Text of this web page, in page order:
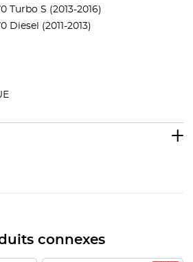
Turbo S (2013-2016)
Diesel (2011-2013)
connexes